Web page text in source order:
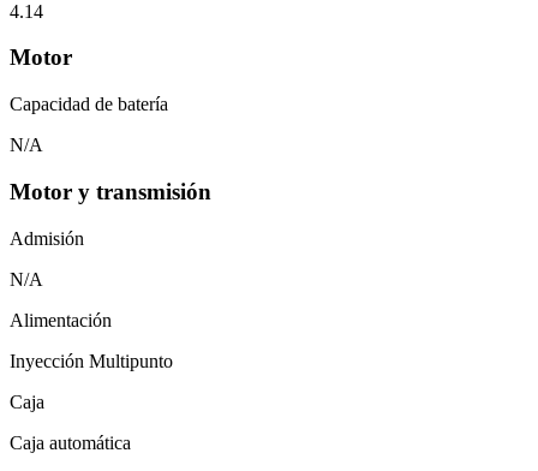
4.14
Motor
Capacidad de batería
N/A
Motor y transmisión
Admisión
N/A
Alimentación
Inyección Multipunto
Caja
Caja automática